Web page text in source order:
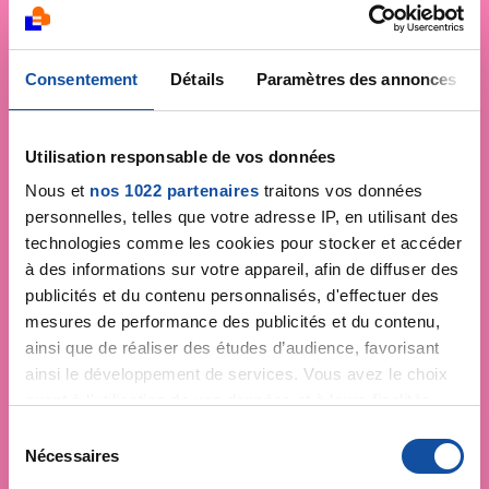
Consentement Détails Paramètres des annonces
Utilisation responsable de vos données
Nous et nos 1022 partenaires traitons vos données
personnelles, telles que votre adresse IP, en utilisant des
technologies comme les cookies pour stocker et accéder
à des informations sur votre appareil, afin de diffuser des
publicités et du contenu personnalisés, d'effectuer des
mesures de performance des publicités et du contenu,
ainsi que de réaliser des études d’audience, favorisant
ainsi le développement de services. Vous avez le choix
tout moment en consultant la Déclaration relative aux
cookies ou en cliquant sur l'icône de confidentialité.
Nécessaires